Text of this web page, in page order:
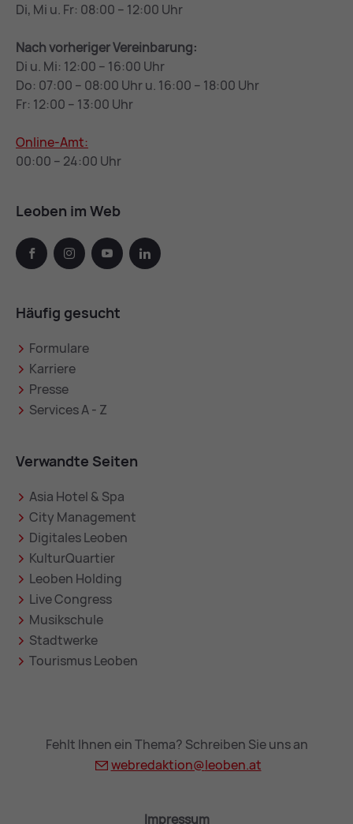
Di, Mi u. Fr: 08:00 – 12:00 Uhr
Nach vorheriger Vereinbarung:
Di u. Mi: 12:00 – 16:00 Uhr
Do: 07:00 – 08:00 Uhr u. 16:00 – 18:00 Uhr
Fr: 12:00 – 13:00 Uhr
Online-Amt:
00:00 – 24:00 Uhr
Leoben im Web
facebook instagramyoutube linkedin
Häufig gesucht
Formulare
Karriere
Presse
Services A - Z
Verwandte Seiten
Asia Hotel & Spa
City Management
Digitales Leoben
KulturQuartier
Leoben Holding
Live Congress
Musikschule
Stadtwerke
Tourismus Leoben
Fehlt Ihnen ein Thema? Schreiben Sie uns an
webredaktion@leoben.at
Impressum